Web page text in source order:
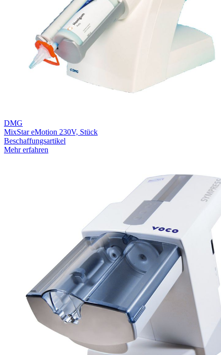
DMG
MixStar eMotion 230V, Stück
Beschaffungsartikel
Mehr erfahren